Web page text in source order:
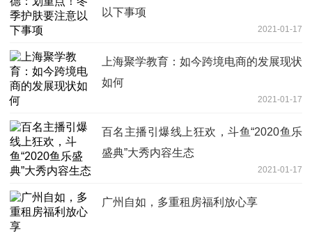
以下事项
2021-01-17
上海聚学教育：如今跨境电商的发展现状
如何
2021-01-17
百名主播引爆线上狂欢，斗鱼“2020鱼乐
盛典”大秀内容生态
2021-01-17
广州自如，多重租房福利放心享